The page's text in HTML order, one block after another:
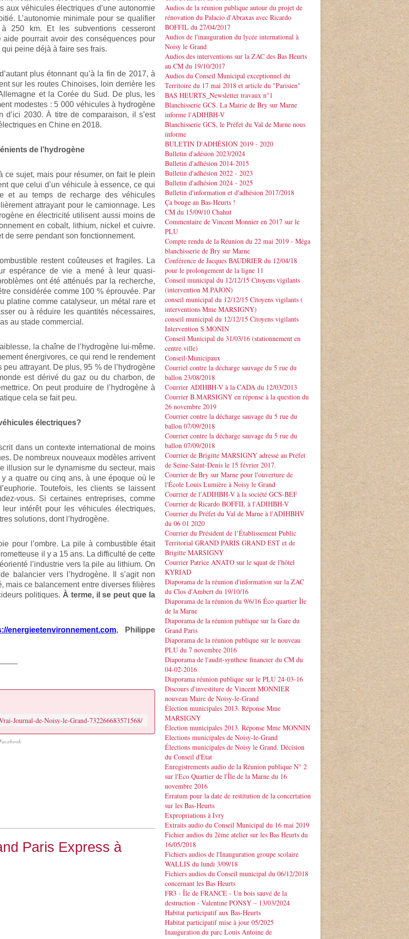
aux véhicules électriques d’une autonomie
L’autonomie minimale pour se qualifier
250 km. Et les subventions cesseront
pourrait avoir des conséquences pour
peine déjà à faire ses frais.
plus étonnant qu’à la fin de 2017, à
sur les routes Chinoises, loin derrière les
et la Corée du Sud. De plus, les
modestes : 5 000 véhicules à hydrogène
2030. À titre de comparaison, il s’est
en Chine en 2018.
de l’hydrogène
ce sujet, mais pour résumer, on fait le plein
que celui d’un véhicule à essence, ce qui
et au temps de recharge des véhicules
attrayant pour le camionnage. Les
en électricité utilisent aussi moins de
en cobalt, lithium, nickel et cuivre.
de serre pendant son fonctionnement.
restent coûteuses et fragiles. La
espérance de vie a mené à leur quasi-
ont été atténués par la recherche,
considérée comme 100 % éprouvée. Par
platine comme catalyseur, un métal rare et
ou à réduire les quantités nécessaires,
au stade commercial.
la chaîne de l’hydrogène lui-même.
énergivores, ce qui rend le rendement
attrayant. De plus, 95 % de l’hydrogène
est dérivé du gaz ou du charbon, de
On peut produire de l’hydrogène à
cela se fait peu.
électriques?
dans un contexte international de moins
De nombreux nouveaux modèles arrivent
illusion sur le dynamisme du secteur, mais
a quatre ou cinq ans, à une époque où le
Toutefois, les clients se laissent
vous. Si certaines entreprises, comme
intérêt pour les véhicules électriques,
solutions, dont l’hydrogène.
pour l’ombre. La pile à combustible était
il y a 15 ans. La difficulté de cette
l’industrie vers la pile au lithium. On
balancier vers l’hydrogène. Il s’agit non
mais ce balancement entre diverses filières
politiques. À terme, il se peut que la
energieetenvironnement.com, Philippe
Journal-de-Noisy-le-Grand-732266683571568/
Paris Express à
Audios de la réunion publique autour du projet de
rénovation du Palacio d'Abraxas avec Ricardo
BOFFIL du 27/04/2017
Audios de l'inauguration du lycée international à
Noisy le Grand
Audios des interventions sur la ZAC des Bas Heurts
au CM du 19/10/2017
Audios du Conseil Municipal exceptionnel du
Territoire du 17 mai 2018 et article du "Parisien"
BAS HEURTS_Newsletter travaux n°1
Blanchisserie GCS. La Mairie de Bry sur Marne
informe l'ADIHBH-V
Blanchisserie GCS, le Préfet du Val de Marne nous
informe
BULETIN D'ADHÉSION 2019 - 2020
Bulletin d'adésion 2023/2024
Bulletin d'adhésion 2014-2015
Bulletin d'adhésion 2022 - 2023
Bulletin d'adhésion 2024 - 2025
Bulletin d'information et d'adhésion 2017/2018
Ça bouge au Bas-Heurts !
CM du 15/09/10 Chahut
Commentaire de Vincent Monnier en 2017 sur le
PLU
Compte rendu de la Réunion du 22 mai 2019 - Méga
blanchisserie de Bry sur Marne
Conférence de Jacques BAUDRIER du 12/04/18
pour le prolongement de la ligne 11
Conseil municipal du 12/12/15 Citoyens vigilants
(intervention M.PAJON)
conseil municipal du 12/12/15 Citoyens vigilants (
interventions Mme MARSIGNY)
conseil municipal du 12/12/15 Citoyens vigilants
Intervention S.MONIN
Conseil Municipal du 31/03/16 (stationnement en
centre ville)
Conseil-Municipaux
Courriel contre la décharge sauvage du 5 rue du
ballon 23/08/2018
Courrier ADIHBH-V à la CADA du 12/03/2013
Courrier B.MARSIGNY en réponse à la question du
26 novembre 2019
Courrier contre la décharge sauvage du 5 rue du
ballon 07/09/2018
Courrier contre la décharge sauvage du 5 rue du
ballon 07/09/2018
Courrier de Brigitte MARSIGNY adressé au Préfet
de Seine-Saint-Denis le 15 février 2017.
Courrier de Bry sur Marne pour l'ouverture de
l'École Louis Lumière à Noisy le Grand
Courrier de l'ADIHBH-V à la société GCS-BEF
Courrier de Ricardo BOFFIL à l'ADIHBH-V
Courrier du Préfet du Val de Marne à l'ADIHBHV
du 06 01 2020
Courrier du Président de l’Établissement Public
Territorial GRAND PARIS GRAND EST et de
Brigitte MARSIGNY
Courrier Patrice ANATO sur le squat de l'hôtel
KYRIAD
Diaporama de la réunion d'information sur la ZAC
du Clos d'Ambert du 19/10/16
Diaporama de la réunion du 9/6/16 Éco quartier Île
de la Marne
Diaporama de la réunion publique sur la Gare du
Grand Paris
Diaporama de la réunion publique sur le nouveau
PLU du 7 novembre 2016
Diaporama de l'audit-synthese financier du CM du
04-02-2016
Diaporama réunion publique sur le PLU 24-03-16
Discours d'investiture de Vincent MONNIER
nouveau Maire de Noisy-le-Grand
Élection municipales 2013. Réponse Mme
MARSIGNY
Élection municipales 2013. Réponse Mme MONNIN
Elections municipales de Noisy-le-Grand
Élections municipales de Noisy le Grand. Décision
du Conseil d'Etat
Enregistrements audio de la Réunion publique N° 2
sur l'Eco Quartier de l'Île de la Marne du 16
novembre 2016
Erratum pour la date de restitution de la concertation
sur les Bas-Heurts
Expropriations à Ivry
Extraits audio du Conseil Municipal du 16 mai 2019
Fichier audios du 2ème atelier sur les Bas Heurts du
16/05/2018
Fichiers audios de l'Inauguration groupe scolaire
WALLIS du lundi 3/09/18
Fichiers audios du Conseil municipal du 06/12/2018
concernant les Bas Heurts
FR3 - Île de FRANCE - Un bois sauvé de la
destruction - Valentine PONSY – 13/03/2024
Habitat participatif aux Bas-Heurts
Habitat participatif mise à jour 05/2025
Inauguration du parc Louis Antoine de